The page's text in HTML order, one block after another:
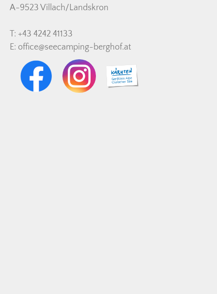
A-9523 Villach/Landskron
T: +43 4242 41133
E: office@seecamping-berghof.at